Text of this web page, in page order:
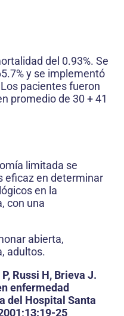
del 0.93%. Se
y se implementó
pacientes fueron
promedio de 30 + 41
limitada se
eficaz en determinar
en la
con una
abierta,
adultos.
Russi H, Brieva J.
enfermedad
del Hospital Santa
25